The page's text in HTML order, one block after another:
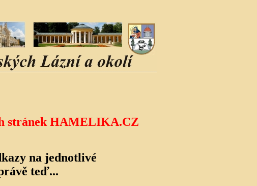
stránek HAMELIKA.CZ
na jednotlivé
teď...